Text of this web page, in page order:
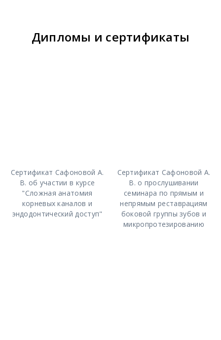
Дипломы и сертификаты
Сертификат Сафоновой А.
В. об участии в курсе
"Сложная анатомия
корневых каналов и
эндодонтический доступ"
Сертификат Сафоновой А.
В. о прослушивании
семинара по прямым и
непрямым реставрациям
боковой группы зубов и
микропротезированию